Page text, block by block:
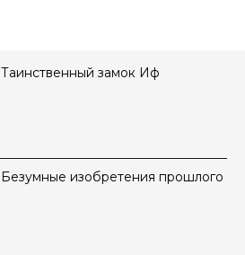
Таинственный замок Иф
Безумные изобретения прошлого